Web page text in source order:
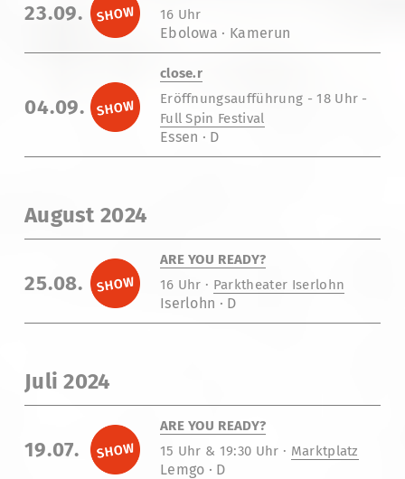
23.09.
16 Uhr
Ebolowa · Kamerun
04.09.
close.r
Eröffnungsaufführung - 18 Uhr -
Full Spin Festival
Essen · D
August 2024
25.08.
ARE YOU READY?
16 Uhr · Parktheater Iserlohn
Iserlohn · D
Juli 2024
19.07.
ARE YOU READY?
15 Uhr & 19:30 Uhr · Marktplatz
Lemgo · D